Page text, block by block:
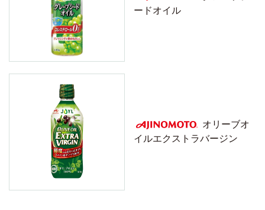
AJINOMOTO
ードオイル
AJINOMOTO
オリーブオ
イルエクストラバージン